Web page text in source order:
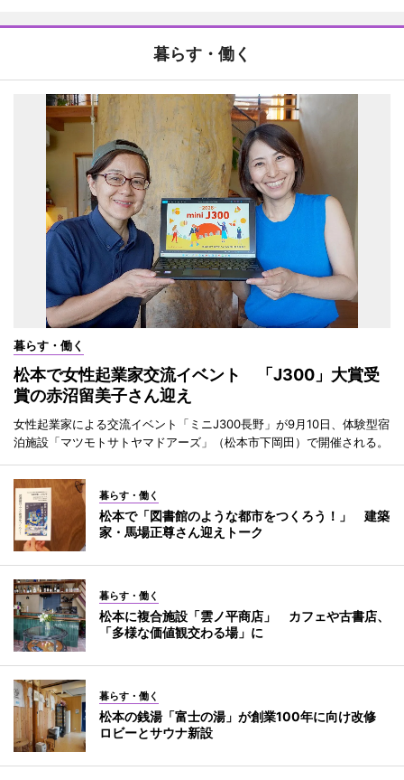
暮らす・働く
暮らす・働く
松本で女性起業家交流イベント 「J300」大賞受
賞の赤沼留美子さん迎え
女性起業家による交流イベント「ミニJ300長野」が9月10日、体験型宿
泊施設「マツモトサトヤマドアーズ」（松本市下岡田）で開催される。
暮らす・働く
松本で「図書館のような都市をつくろう！」 建築
家・馬場正尊さん迎えトーク
暮らす・働く
松本に複合施設「雲ノ平商店」 カフェや古書店、
「多様な価値観交わる場」に
暮らす・働く
松本の銭湯「富士の湯」が創業100年に向け改修
ロビーとサウナ新設